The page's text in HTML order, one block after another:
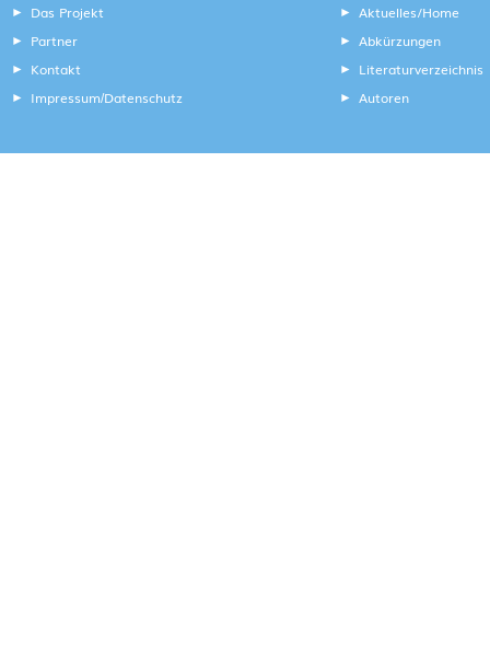
Das Projekt
Partner
Kontakt
Impressum/Datenschutz
Aktuelles/Home
Abkürzungen
Literaturverzeichnis
Autoren